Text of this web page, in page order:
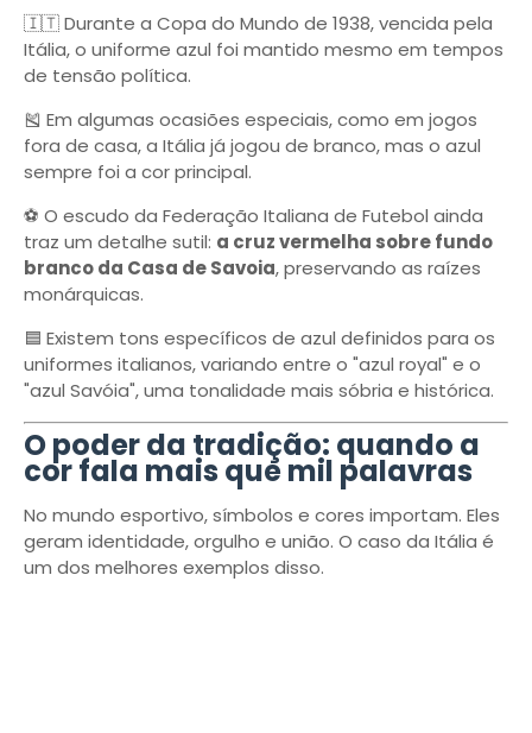
🇮🇹 Durante a Copa do Mundo de 1938, vencida pela
Itália, o uniforme azul foi mantido mesmo em tempos
de tensão política.
🎽 Em algumas ocasiões especiais, como em jogos
fora de casa, a Itália já jogou de branco, mas o azul
sempre foi a cor principal.
⚽ O escudo da Federação Italiana de Futebol ainda
traz um detalhe sutil: a cruz vermelha sobre fundo
branco da Casa de Savoia, preservando as raízes
monárquicas.
🟦 Existem tons específicos de azul definidos para os
uniformes italianos, variando entre o "azul royal" e o
"azul Savóia", uma tonalidade mais sóbria e histórica.
O poder da tradição: quando a
cor fala mais que mil palavras
No mundo esportivo, símbolos e cores importam. Eles
geram identidade, orgulho e união. O caso da Itália é
um dos melhores exemplos disso.